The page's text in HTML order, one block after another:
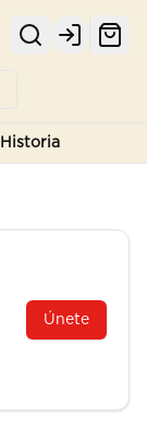
Login
Historia
Únete